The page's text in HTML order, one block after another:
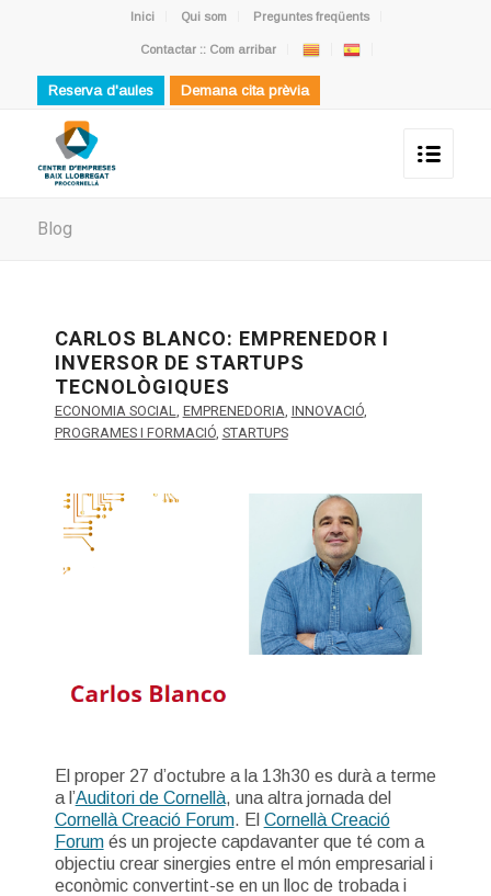
Inici Qui som Preguntes freqüents
Contactar :: Com arribar
Reserva d'aules Demana cita prèvia
Blog
CARLOS BLANCO: EMPRENEDOR I
INVERSOR DE STARTUPS
TECNOLÒGIQUES
ECONOMIA SOCIAL, EMPRENEDORIA, INNOVACIÓ,
PROGRAMES I FORMACIÓ, STARTUPS
El proper 27 d’octubre a la 13h30 es durà a terme
a l’Auditori de Cornellà, una altra jornada del
Cornellà Creació Forum. El Cornellà Creació
Forumés un projecte capdavanter que té com a
objectiu crear sinergies entre el món empresarial i
econòmic convertint-se en un lloc de trobada i